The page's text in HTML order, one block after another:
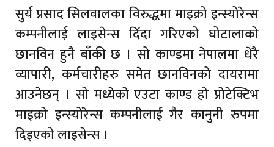
सुर्य प्रसाद सिलवालका विरुद्धमा माइक्रो इन्स्योरेन्स
कम्पनीलाई लाइसेन्स दिँदा गरिएको घोटालाको
छानविन हुनै बाँकी छ । सो काण्डमा नेपालमा धेरै
व्यापारी, कर्मचारीहरु समेत छानविनको दायरामा
आउनेछन् । सो मध्येको एउटा काण्ड हो प्रोटेक्टिभ
माइक्रो इन्स्योरेन्स कम्पनीलाई गैर कानुनी रुपमा
दिइएको लाइसेन्स ।